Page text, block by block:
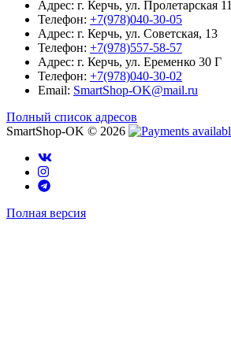
Адрес: г. Керчь, ул. Пролетарская 11
Телефон: +7(978)040-30-05
Адрес: г. Керчь, ул. Советская, 13
Телефон: +7(978)557-58-57
Адрес: г. Керчь, ул. Еременко 30 Г
Телефон: +7(978)040-30-02
Email: SmartShop-OK@mail.ru
Полный список адресов
SmartShop-OK © 2026
Полная версия